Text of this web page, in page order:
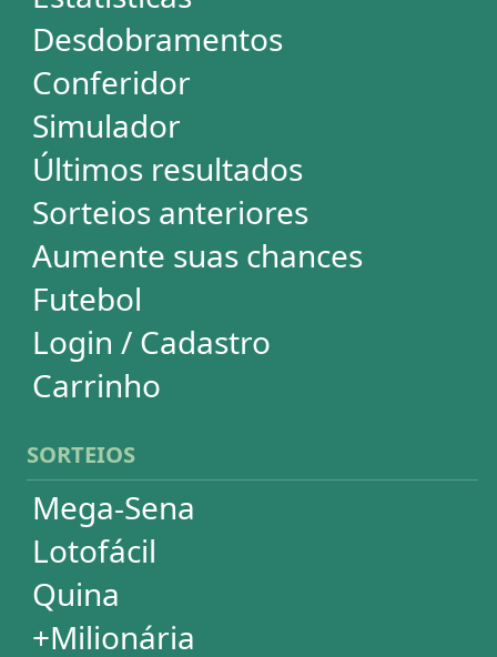
Mega-Sena
Lotofácil
Quina
+Milionária
Dia de Sorte
Super Sete
Timemania
Dupla-Sena
Lotomania
Loteria Federal
Lotogol
Powerball
Mega Millions
Euromillions
ESTATÍSTICAS